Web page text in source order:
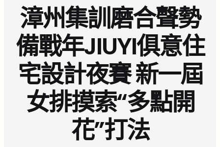
漳州集訓磨合聲勢
備戰年JIUYI俱意住
宅設計夜賽 新一屆
女排摸索“多點開
花”打法